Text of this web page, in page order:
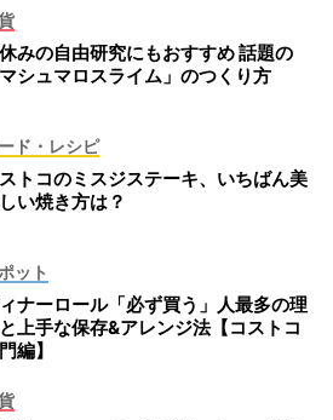
みの自由研究にもおすすめ 話題の
マシュマロスライム」のつくり方
ド・レシピ
トコのミスジステーキ、いちばん美
い焼き方は？
ット
ナーロール「必ず買う」人最多の理
上手な保存&アレンジ法【コストコ
編】